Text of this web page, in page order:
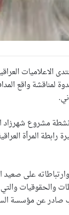
الاعلاميات
لمناقشة واقع
.
مشروع
المرأة
على صعيد
والحقوقيات
صادر عن مؤسسة